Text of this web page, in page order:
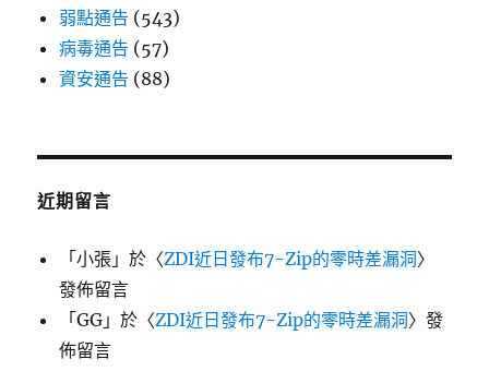
弱點通告 (543)
病毒通告 (57)
資安通告 (88)
近期留言
「小張 」於〈ZDI近日發布7-Zip的零時差漏洞〉
發佈留言
「GG 」於〈ZDI近日發布7-Zip的零時差漏洞〉發
佈留言